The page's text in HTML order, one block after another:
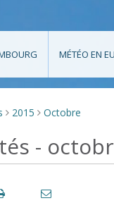
MÉTÉO EN
> 2015 > Octobre
-